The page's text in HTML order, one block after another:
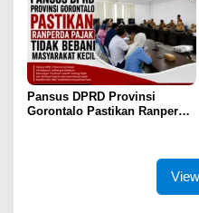
Pansus DPRD Provinsi
Gorontalo Pastikan Ranperda